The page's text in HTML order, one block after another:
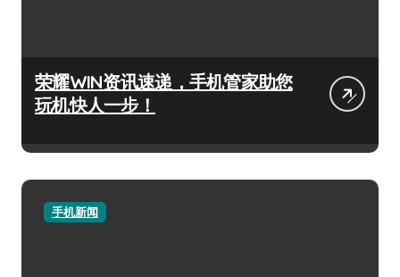
荣耀WIN资讯速递，手机管家助您
玩机快人一步！
手机新闻